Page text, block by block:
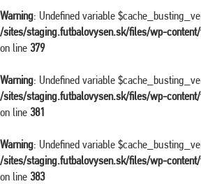
Warning: Undefined variable
/sites/staging.futbalovysen.sk/files/wp-
on line 379
Warning: Undefined variable
/sites/staging.futbalovysen.sk/files/wp-
on line 381
Warning: Undefined variable
/sites/staging.futbalovysen.sk/files/wp-
on line 383